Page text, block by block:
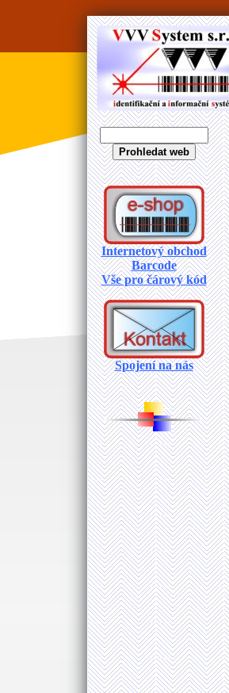
Internetový obchod
Barcode
Vše pro čárový kód
Spojení na nás